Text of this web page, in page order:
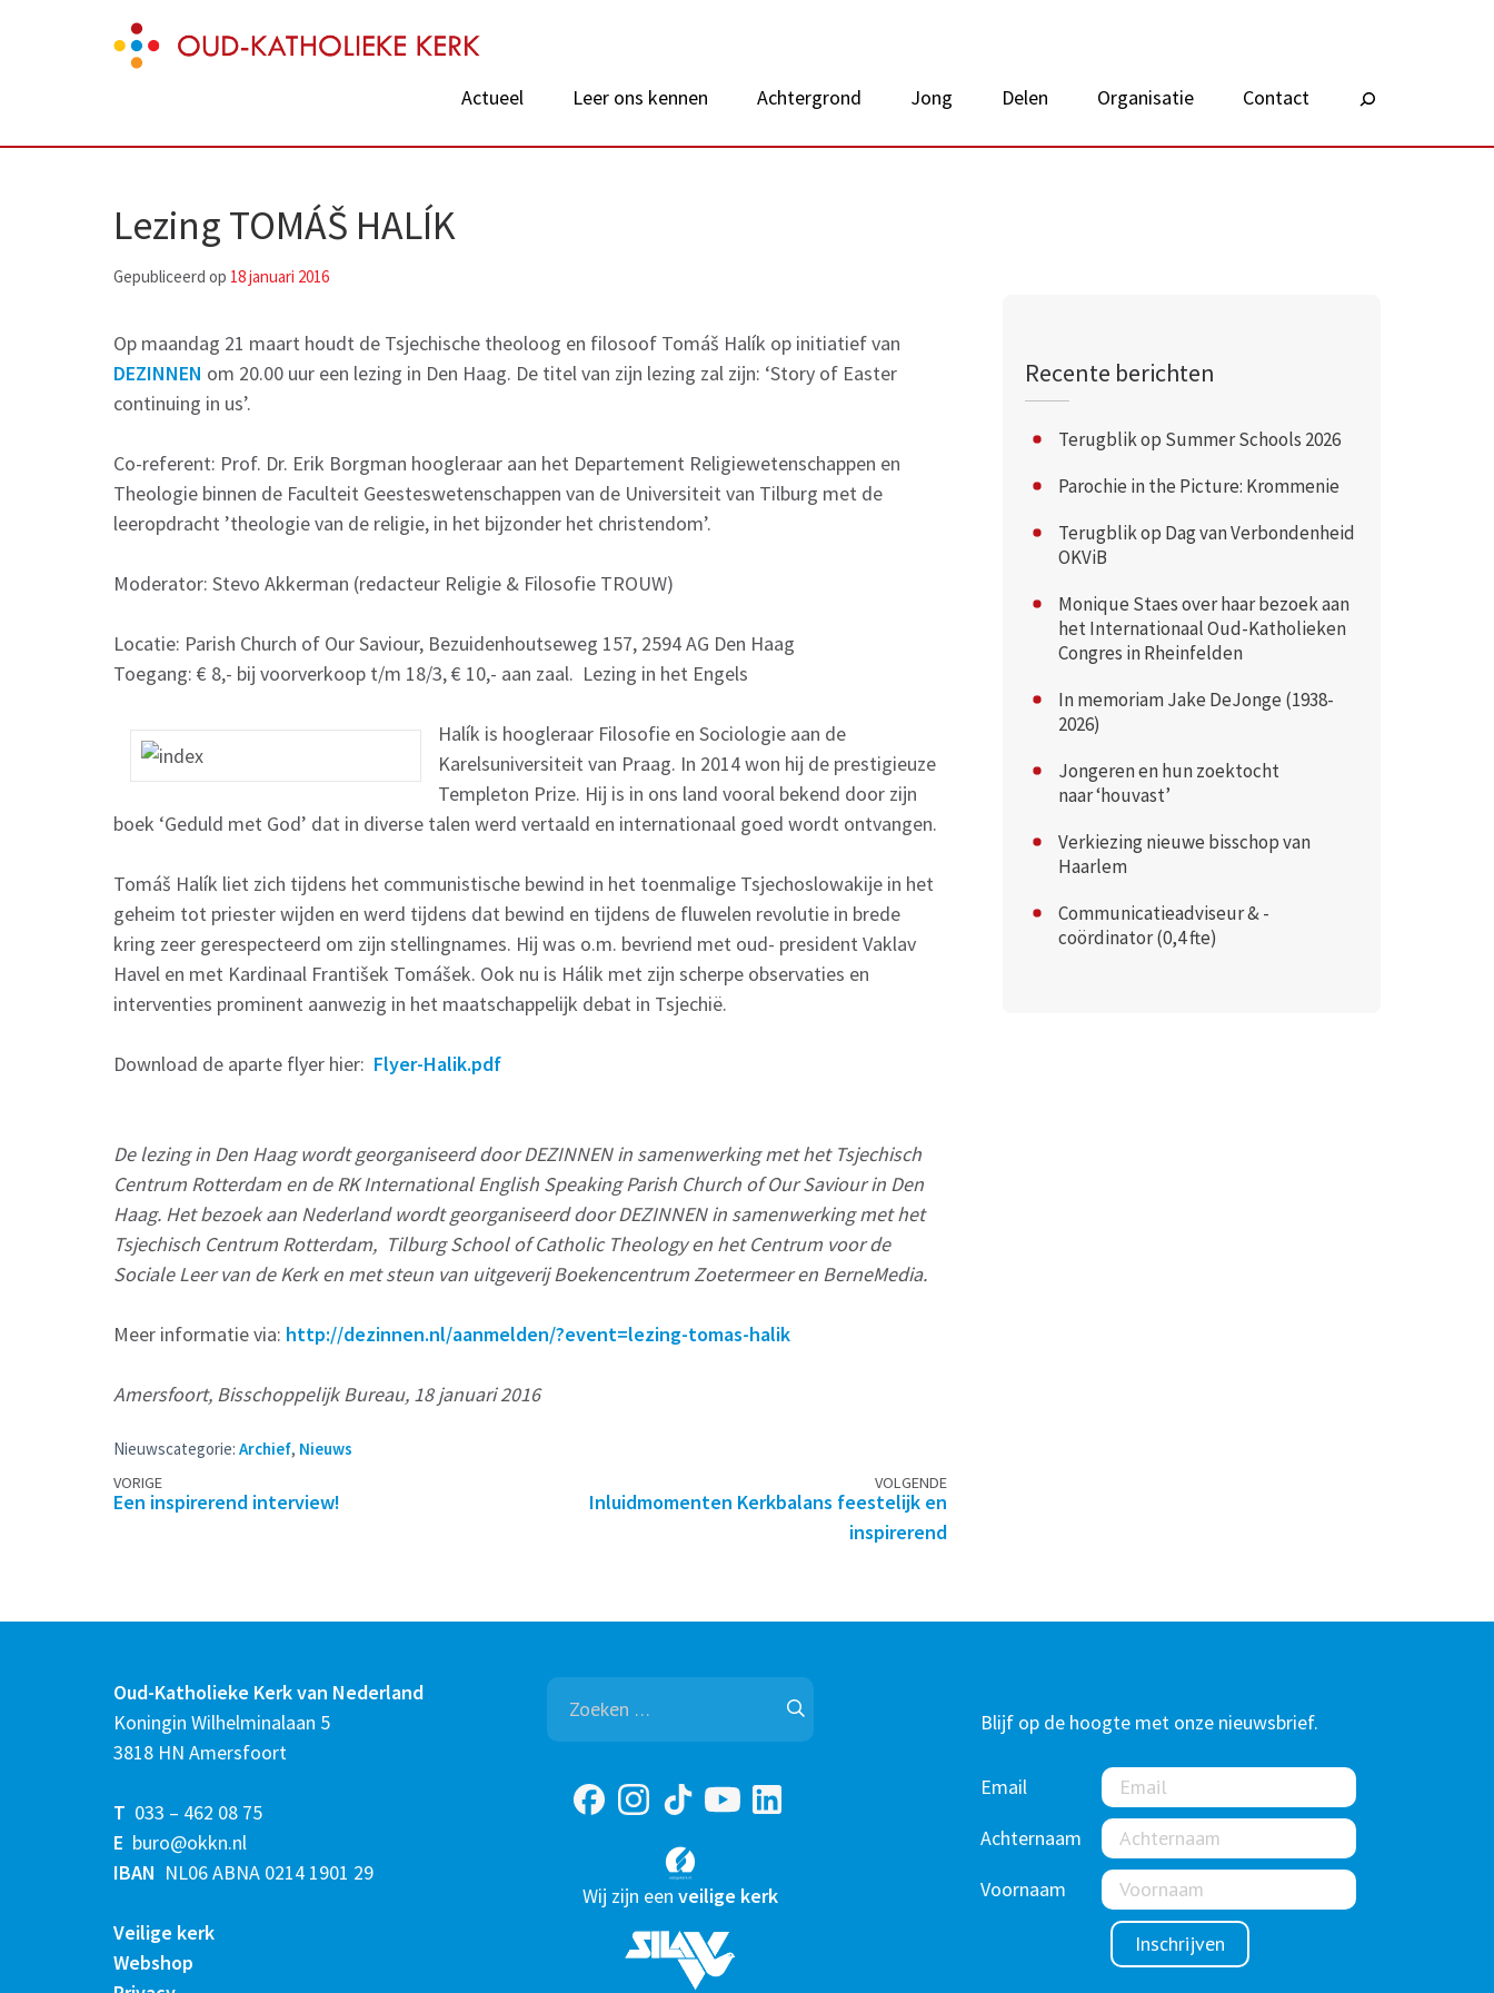
Oud-Katholieke Kerk van Nederland
Actueel Leer ons kennen Achtergrond Jong Delen Organisatie Contact Zoeken
Lezing TOMÁŠ HALÍK
Gepubliceerd op 18 januari 2016
Op maandag 21 maart houdt de Tsjechische theoloog en filosoof Tomáš Halík op initiatief van
DEZINNEN om 20.00 uur een lezing in Den Haag. De titel van zijn lezing zal zijn: ‘Story of Easter
continuing in us’.
Co-referent: Prof. Dr. Erik Borgman hoogleraar aan het Departement Religiewetenschappen en
Theologie binnen de Faculteit Geesteswetenschappen van de Universiteit van Tilburg met de
leeropdracht ’theologie van de religie, in het bijzonder het christendom’.
Moderator: Stevo Akkerman (redacteur Religie & Filosofie TROUW)
Locatie: Parish Church of Our Saviour, Bezuidenhoutseweg 157, 2594 AG Den Haag
Toegang: € 8,- bij voorverkoop t/m 18/3, € 10,- aan zaal. Lezing in het Engels
Halík is hoogleraar Filosofie en Sociologie aan de
Karelsuniversiteit van Praag. In 2014 won hij de prestigieuze
Templeton Prize. Hij is in ons land vooral bekend door zijn
boek ‘Geduld met God’ dat in diverse talen werd vertaald en internationaal goed wordt ontvangen.
Tomáš Halík liet zich tijdens het communistische bewind in het toenmalige Tsjechoslowakije in het
geheim tot priester wijden en werd tijdens dat bewind en tijdens de fluwelen revolutie in brede
kring zeer gerespecteerd om zijn stellingnames. Hij was o.m. bevriend met oud- president Vaklav
Havel en met Kardinaal František Tomášek. Ook nu is Hálik met zijn scherpe observaties en
interventies prominent aanwezig in het maatschappelijk debat in Tsjechië.
Download de aparte flyer hier: Flyer-Halik.pdf
De lezing in Den Haag wordt georganiseerd door DEZINNEN in samenwerking met het Tsjechisch
Centrum Rotterdam en de RK International English Speaking Parish Church of Our Saviour in Den
Haag. Het bezoek aan Nederland wordt georganiseerd door DEZINNEN in samenwerking met het
Tsjechisch Centrum Rotterdam, Tilburg School of Catholic Theology en het Centrum voor de
Sociale Leer van de Kerk en met steun van uitgeverij Boekencentrum Zoetermeer en BerneMedia.
Meer informatie via: http://dezinnen.nl/aanmelden/?event=lezing-tomas-halik
Amersfoort, Bisschoppelijk Bureau, 18 januari 2016
Nieuwscategorie: Archief, Nieuws
Berichtennavigatie
VORIGE
Een inspirerend interview!
VOLGENDE
Inluidmomenten Kerkbalans feestelijk en
inspirerend
Recente berichten
Terugblik op Summer Schools 2026
Parochie in the Picture: Krommenie
Terugblik op Dag van Verbondenheid
OKViB
Monique Staes over haar bezoek aan
het Internationaal Oud-Katholieken
Congres in Rheinfelden
In memoriam Jake DeJonge (1938-
2026)
Jongeren en hun zoektocht
naar ‘houvast’
Verkiezing nieuwe bisschop van
Haarlem
Communicatieadviseur & -
coördinator (0,4 fte)
Oud-Katholieke Kerk van Nederland
Koningin Wilhelminalaan 5
3818 HN Amersfoort
T 033 – 462 08 75
E buro@okkn.nl
IBAN NL06 ABNA 0214 1901 29
Veilige kerk
Webshop
Zoeken
naar:
Wij zijn een veilige kerk
Blijf op de hoogte met onze nieuwsbrief.
Email
Achternaam
Voornaam
Inschrijven